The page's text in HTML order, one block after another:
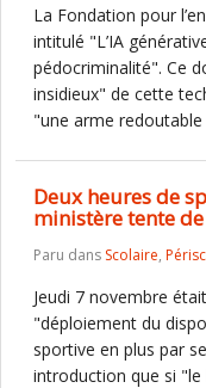
La Fondation pour
intitulé "L’IA
pédocriminalité". Ce
insidieux" de cette
"une arme
Deux heures de
ministère tente
Paru dans Scolaire,
Jeudi 7 novembre
"déploiement du
sportive en plus par
introduction que si "le